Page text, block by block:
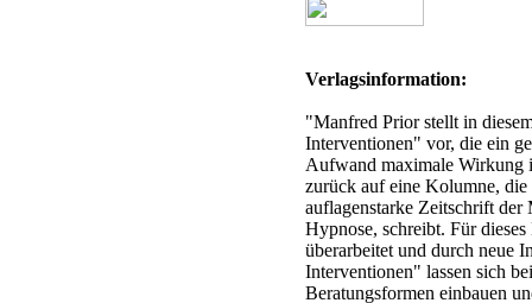
Verlagsinformation:
"Manfred Prior stellt in
Interventionen" vor, die ein
Aufwand maximale Wirkung
zurück auf eine Kolumne,
auflagenstarke Zeitschrift
Hypnose, schreibt. Für
überarbeitet und durch neue
Interventionen" lassen sich
Beratungsformen einbauen